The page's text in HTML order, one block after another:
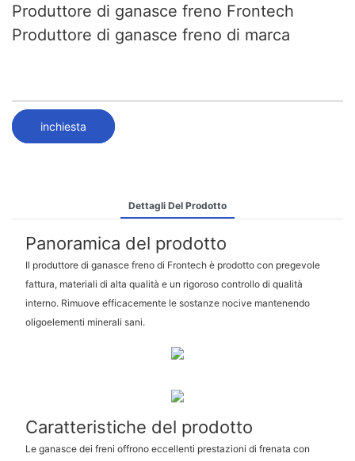
Produttore di ganasce freno Frontech
Produttore di ganasce freno di marca
inchiesta
Dettagli Del Prodotto
Panoramica del prodotto
Il produttore di ganasce freno di Frontech è prodotto con pregevole
fattura, materiali di alta qualità e un rigoroso controllo di qualità
interno. Rimuove efficacemente le sostanze nocive mantenendo
oligoelementi minerali sani.
Caratteristiche del prodotto
Le ganasce dei freni offrono eccellenti prestazioni di frenata con